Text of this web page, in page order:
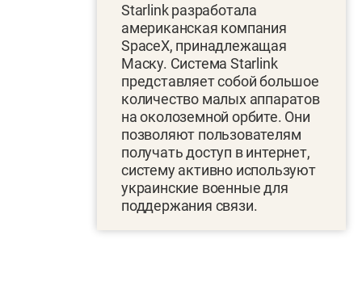
Starlink разработала
американская компания
SpaceX, принадлежащая
Маску. Система Starlink
представляет собой большое
количество малых аппаратов
на околоземной орбите. Они
позволяют пользователям
получать доступ в интернет,
систему активно используют
украинские военные для
поддержания связи.